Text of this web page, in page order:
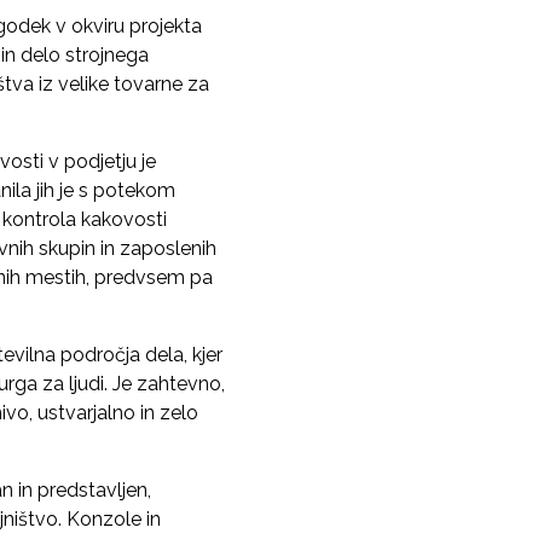
v okviru projekta
delo strojnega
iz velike tovarne za
v podjetju je
jih je s potekom
kakovosti
skupin in zaposlenih
mestih, predvsem pa
področja dela, kjer
za ljudi. Je zahtevno,
ustvarjalno in zelo
in predstavljen,
Konzole in